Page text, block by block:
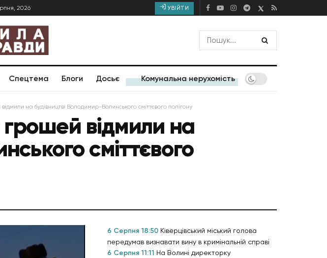
2026 УВІЙТИ
Спецтема Блоги Досьє Комунальна нерухомість
на будівництві Володимир-Волинського сміттєвого полігону
грошей відмили на
сміттєвого
6 Серпня 18:50 Ківерцівський міський голова
передумав визнавати вину в кримінальній справі
6 Серпня 11:11 На Волині директорку